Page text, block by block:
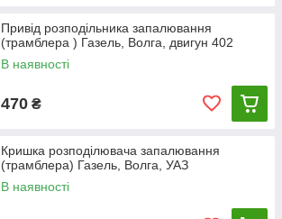
Привід розподільника запалювання
(трамблера ) Газель, Волга, двигун 402
В наявності
470 ₴
Кришка розподілювача запалювання
(трамблера) Газель, Волга, УАЗ
В наявності